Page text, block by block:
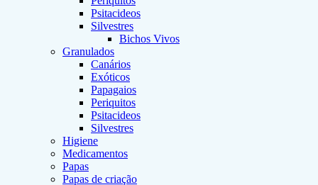
Psitacideos
Silvestres
Bichos Vivos
Granulados
Canários
Exóticos
Papagaios
Periquitos
Psitacideos
Silvestres
Higiene
Medicamentos
Papas
Papas de criação